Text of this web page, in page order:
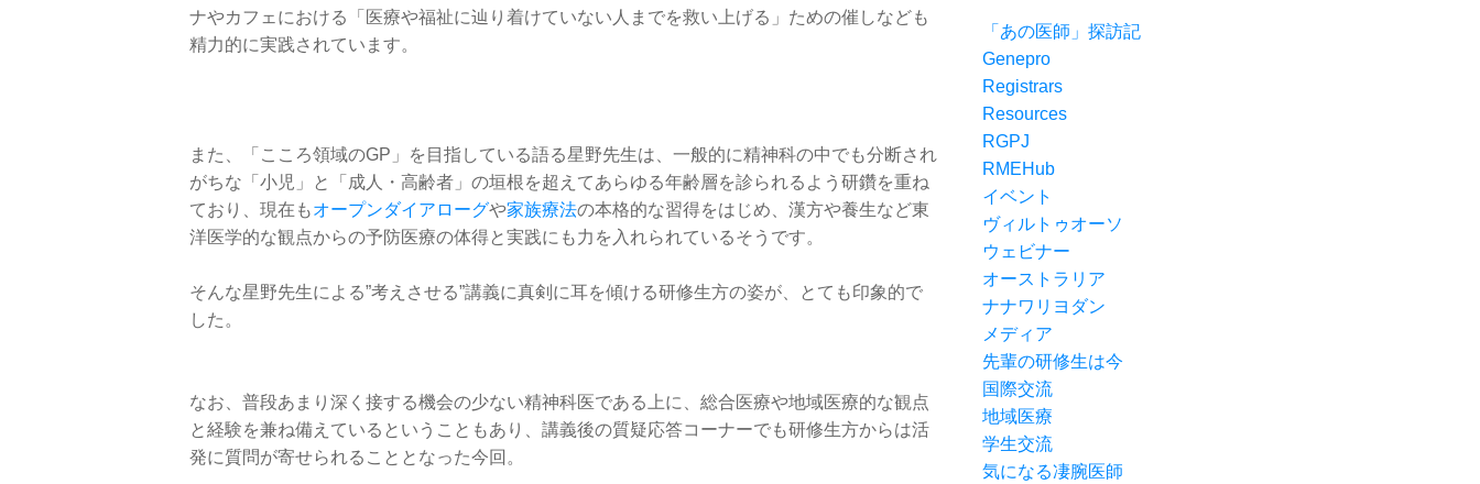
ナやカフェにおける「医療や福祉に辿り着けていない人までを救い上げる」ための催しなども
精力的に実践されています。
また、「こころ領域のGP」を目指している語る星野先生は、一般的に精神科の中でも分断され
がちな「小児」と「成人・高齢者」の垣根を超えてあらゆる年齢層を診られるよう研鑽を重ね
ており、現在もオープンダイアローグや家族療法の本格的な習得をはじめ、漢方や養生など東
洋医学的な観点からの予防医療の体得と実践にも力を入れられているそうです。
そんな星野先生による”考えさせる”講義に真剣に耳を傾ける研修生方の姿が、とても印象的で
した。
なお、普段あまり深く接する機会の少ない精神科医である上に、総合医療や地域医療的な観点
と経験を兼ね備えているということもあり、講義後の質疑応答コーナーでも研修生方からは活
発に質問が寄せられることとなった今回。
「あの医師」探訪記
Genepro
Registrars
Resources
RGPJ
RMEHub
イベント
ヴィルトゥオーソ
ウェビナー
オーストラリア
ナナワリヨダン
メディア
先輩の研修生は今
国際交流
地域医療
学生交流
気になる凄腕医師